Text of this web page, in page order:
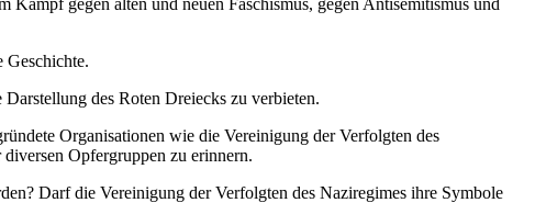
Geschichte.
des Roten Dreiecks zu verbieten.
Organisationen wie die Vereinigung der Verfolgten des
Opfergruppen zu erinnern.
Darf die Vereinigung der Verfolgten des Naziregimes ihre Symbole